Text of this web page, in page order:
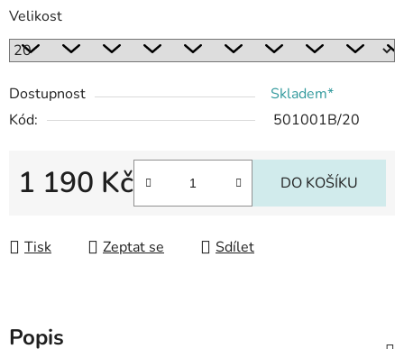
Velikost
Dostupnost
Skladem*
Kód:
501001B/20
1 190 Kč DO KOŠÍKU
Tisk Zeptat se Sdílet
Popis